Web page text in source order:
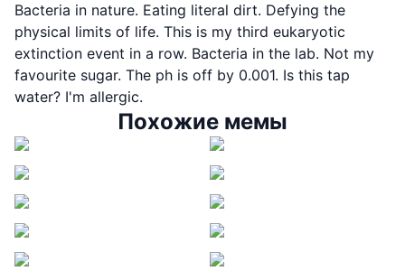
Bacteria in nature. Eating literal dirt. Defying the
physical limits of life. This is my third eukaryotic
extinction event in a row. Bacteria in the lab. Not my
favourite sugar. The ph is off by 0.001. Is this tap
water? I'm allergic.
Похожие мемы